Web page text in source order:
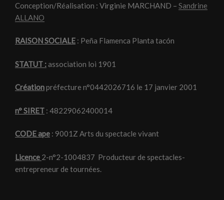
Conception/Réalisation : Virginie MARCHAND – Sandrine
ALLANO
RAISON SOCIALE : Peña Flamenca Planta tacón
STATUT :association loi 1901
Créationpréfecture n°0442026716 le 17 janvier 2001
n° SIRET : 48229062400014
CODE ape : 9001Z Arts du spectacle vivant
Licence 2-n°2-1004837 Producteur de spectacles-
entrepreneur de tournées.